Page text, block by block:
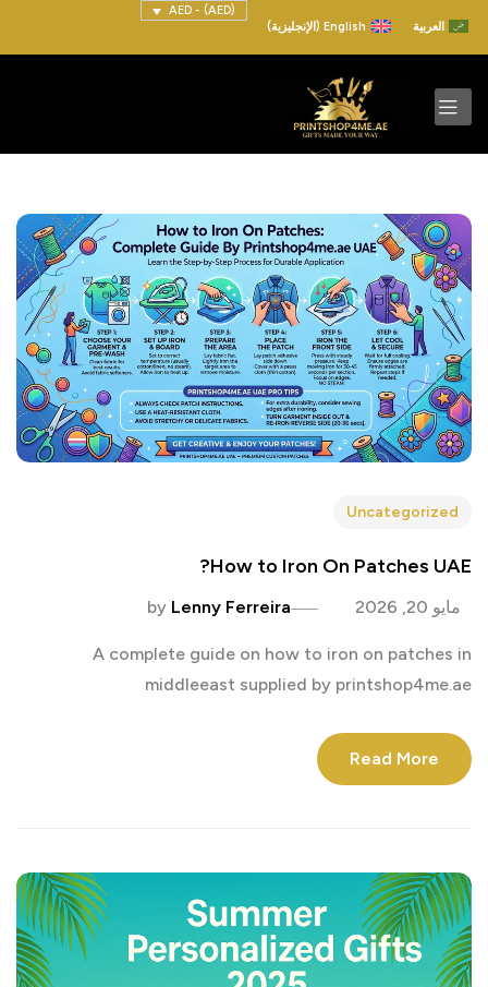
العربية English
(الإنجليزية)
(AED) - AED
Uncategorized
How to Iron On Patches UAE?
مايو 20, 2026 by Lenny Ferreira
A complete guide on how to iron on patches in
middleeast supplied by printshop4me.ae
Read More